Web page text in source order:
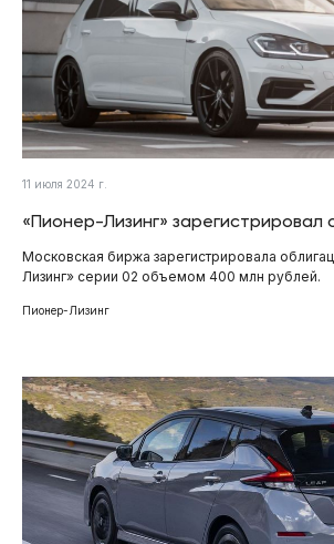
11 июля 2024 г.
«Пионер-Лизинг» зарегистрировал
Московская биржа зарегистрировала
Лизинг» серии 02 объемом 400 млн рублей.
Пионер-Лизинг